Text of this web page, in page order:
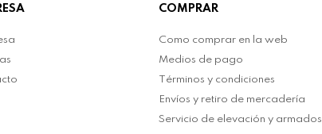
COMPRAR
Como comprar en la web
Medios de pago
Términos y condiciones
Envíos y retiro de mercadería
Servicio de elevación y armados